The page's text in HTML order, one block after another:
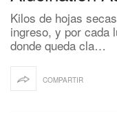
Kilos de hojas
ingreso, y por cada
donde queda cla…
COMPARTIR